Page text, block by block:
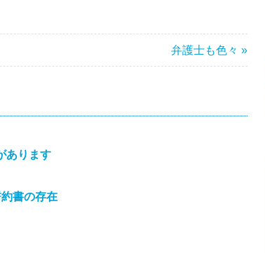
弁護士も色々 »
あります
書の存在